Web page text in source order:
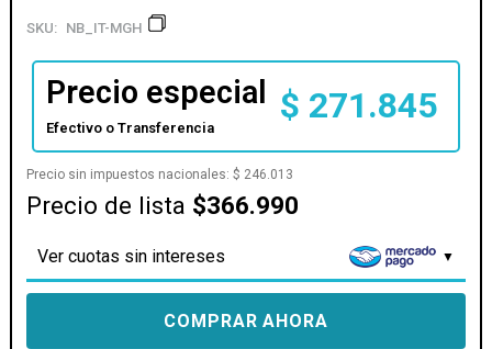
SKU: NB_IT-MGH
Precio especial
Efectivo o Transferencia
$ 271.845
Precio sin impuestos nacionales:$ 246.013
Precio de lista $366.990
Ver cuotas sin intereses
COMPRAR AHORA